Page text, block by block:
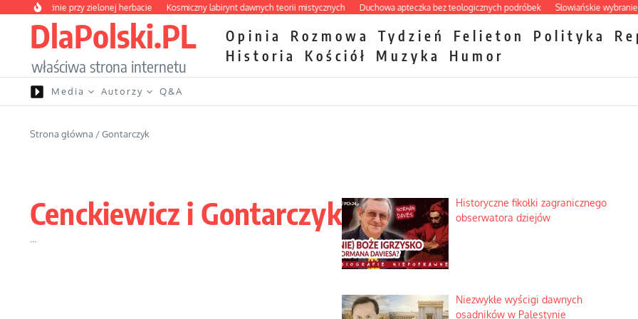
Przejdź do treści
o rodzinie przy zielonej herbacie Kosmiczny labirynt dawnych teorii mistycznych Duchowa apteczka bez teologicznych podróbek Słowiańskie wybraniectwo
DlaPolski.PL
właściwa strona internetu
Opinia Rozmowa Tydzień Felieton Polityka
Historia
Kościół Muzyka Humor
Media Autorzy Q&A
Strona główna /Gontarczyk
Cenckiewicz i Gontarczyk
Historyczne fikołki zagranicznego
obserwatora dziejów
Niezwykłe wyścigi dawnych
osadników w Palestynie